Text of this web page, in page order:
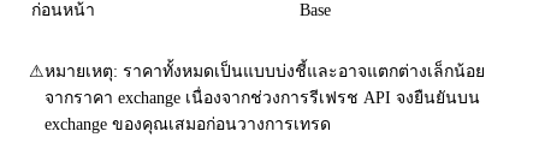
ก่อนหน้า
Base
⚠หมายเหตุ: ราคาทั้งหมดเป็นแบบบ่งชี้และอาจแตกต่างเล็กน้อย
จากราคา exchange เนื่องจากช่วงการรีเฟรช API จงยืนยันบน
exchange ของคุณเสมอก่อนวางการเทรด